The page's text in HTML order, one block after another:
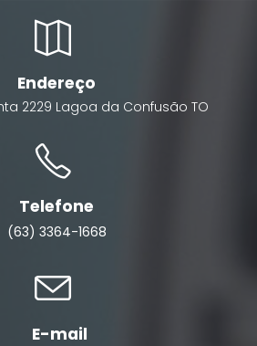
Endereço
2229 Lagoa da Confusão TO
Telefone
(63) 3364-1668
E-mail